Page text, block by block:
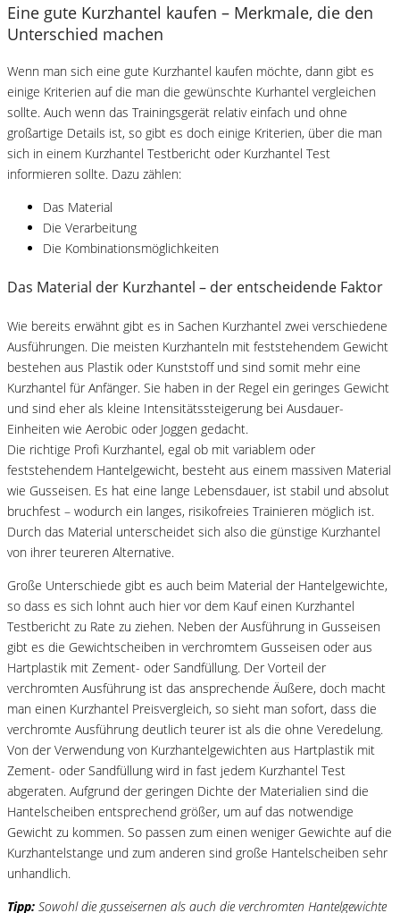
Eine gute Kurzhantel kaufen – Merkmale, die den
Unterschied machen
Wenn man sich eine gute Kurzhantel kaufen möchte, dann gibt es
einige Kriterien auf die man die gewünschte Kurhantel vergleichen
sollte. Auch wenn das Trainingsgerät relativ einfach und ohne
großartige Details ist, so gibt es doch einige Kriterien, über die man
sich in einem Kurzhantel Testbericht oder Kurzhantel Test
informieren sollte. Dazu zählen:
Das Material
Die Verarbeitung
Die Kombinationsmöglichkeiten
Das Material der Kurzhantel – der entscheidende Faktor
Wie bereits erwähnt gibt es in Sachen Kurzhantel zwei verschiedene
Ausführungen. Die meisten Kurzhanteln mit feststehendem Gewicht
bestehen aus Plastik oder Kunststoff und sind somit mehr eine
Kurzhantel für Anfänger. Sie haben in der Regel ein geringes Gewicht
und sind eher als kleine Intensitätssteigerung bei Ausdauer-
Einheiten wie Aerobic oder Joggen gedacht.
Die richtige Profi Kurzhantel, egal ob mit variablem oder
feststehendem Hantelgewicht, besteht aus einem massiven Material
wie Gusseisen. Es hat eine lange Lebensdauer, ist stabil und absolut
bruchfest – wodurch ein langes, risikofreies Trainieren möglich ist.
Durch das Material unterscheidet sich also die günstige Kurzhantel
von ihrer teureren Alternative.
Große Unterschiede gibt es auch beim Material der Hantelgewichte,
so dass es sich lohnt auch hier vor dem Kauf einen Kurzhantel
Testbericht zu Rate zu ziehen. Neben der Ausführung in Gusseisen
gibt es die Gewichtscheiben in verchromtem Gusseisen oder aus
Hartplastik mit Zement- oder Sandfüllung. Der Vorteil der
verchromten Ausführung ist das ansprechende Äußere, doch macht
man einen Kurzhantel Preisvergleich, so sieht man sofort, dass die
verchromte Ausführung deutlich teurer ist als die ohne Veredelung.
Von der Verwendung von Kurzhantelgewichten aus Hartplastik mit
Zement- oder Sandfüllung wird in fast jedem Kurzhantel Test
abgeraten. Aufgrund der geringen Dichte der Materialien sind die
Hantelscheiben entsprechend größer, um auf das notwendige
Gewicht zu kommen. So passen zum einen weniger Gewichte auf die
Kurzhantelstange und zum anderen sind große Hantelscheiben sehr
unhandlich.
Tipp: Sowohl die gusseisernen als auch die verchromten Hantelgewichte